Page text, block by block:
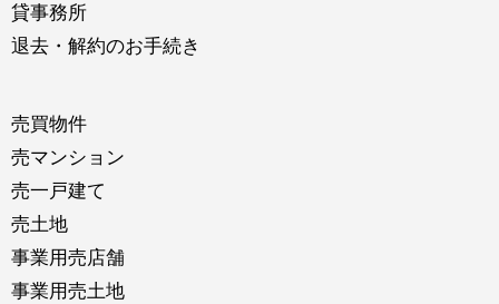
貸事務所
退去・解約のお手続き
売買物件
売マンション
売一戸建て
売土地
事業用売店舗
事業用売土地